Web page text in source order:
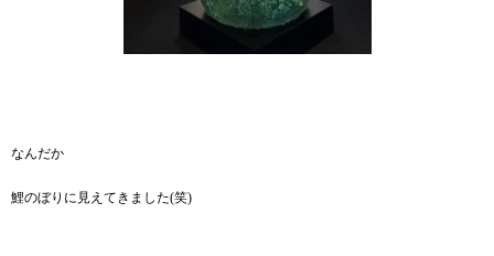
なんだか
鯉のぼりに見えてきました(笑)